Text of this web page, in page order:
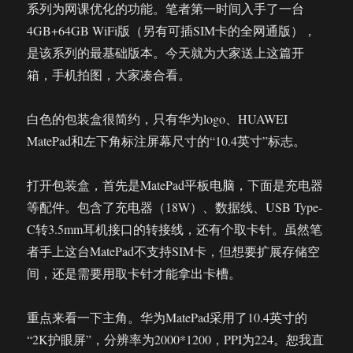
系列为网课优化的功能。笔者第一时间入手了一台
4GB+64GB WiFi版（另有可插SIM卡的全网通版），
是该系列的最基础版本。今天就为大家送上这篇开
箱，手机拍图，大家凑合看。
白色的包装盒很简约，只有华为logo、HUAWEI
MatePad和左下角标注屏幕尺寸的“10.4英寸”标志。
打开包装盒，首先是MatePad平板电脑，下面是充电器
等配件。包含了充电器（18W）、数据线、USB Type-
C转3.5mm耳机接口的转接线，还有个取卡针。虽然笔
者手上这台MatePad不支持SIM卡，但想要扩展存储空
间，还是需要用取卡针才能拿出卡槽。
重点来看一下主角。华为MatePad采用了10.4英寸的
“2K护眼屏”，分辨率为2000*1200，PPI为224。恕我直